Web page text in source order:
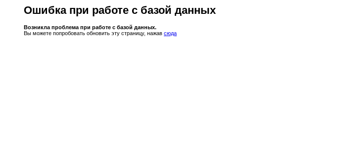
Ошибка при работе с базой данных
Возникла проблема при работе с базой данных.
Вы можете попробовать обновить эту страницу, нажав сюда